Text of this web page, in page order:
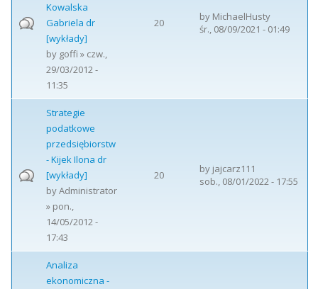
Kowalska
Gabriela dr
[wykłady]
by goffi » czw.,
29/03/2012 -
11:35
20 by MichaelHusty
śr., 08/09/2021 - 01:49
Strategie
podatkowe
przedsiębiorstw
- Kijek Ilona dr
[wykłady]
byAdministrator
» pon.,
14/05/2012 -
17:43
20 by jajcarz111
sob., 08/01/2022 - 17:55
Analiza
ekonomiczna -